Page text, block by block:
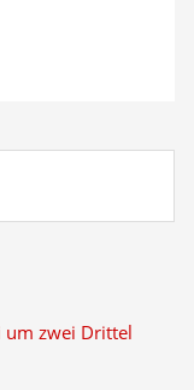
um zwei Drittel